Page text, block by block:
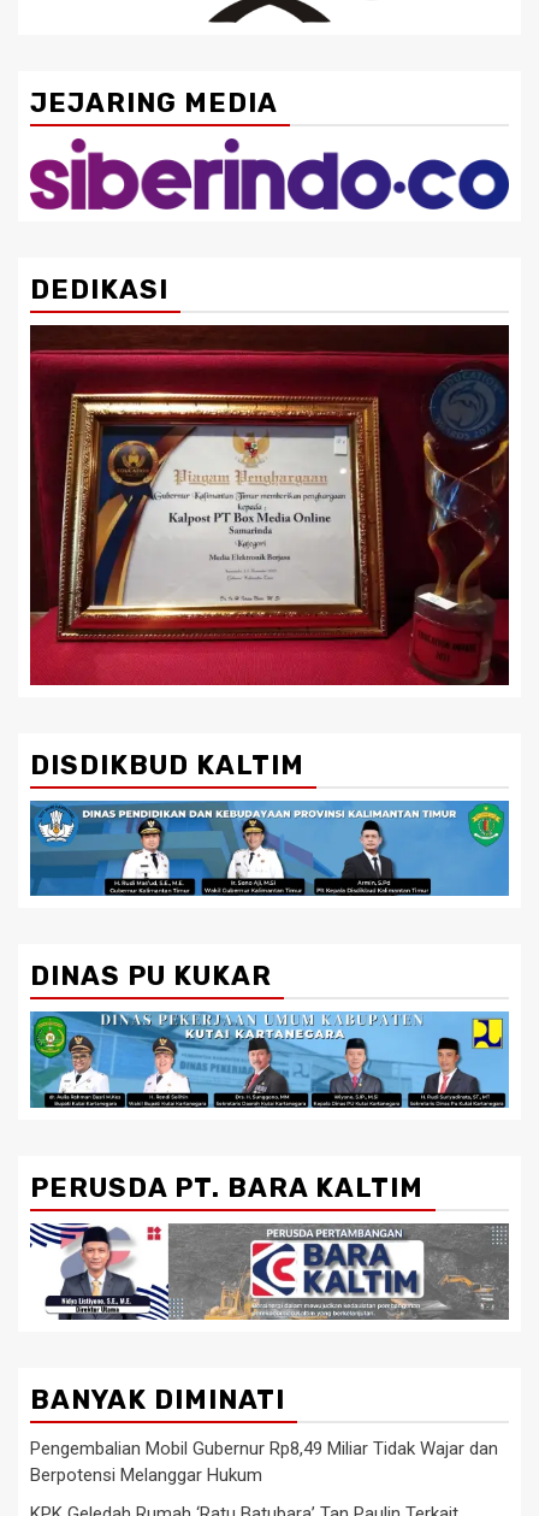
JEJARING MEDIA
DEDIKASI
DISDIKBUD KALTIM
DINAS PU KUKAR
PERUSDA PT. BARA KALTIM
BANYAK DIMINATI
Pengembalian Mobil Gubernur Rp8,49 Miliar Tidak Wajar dan
Berpotensi Melanggar Hukum